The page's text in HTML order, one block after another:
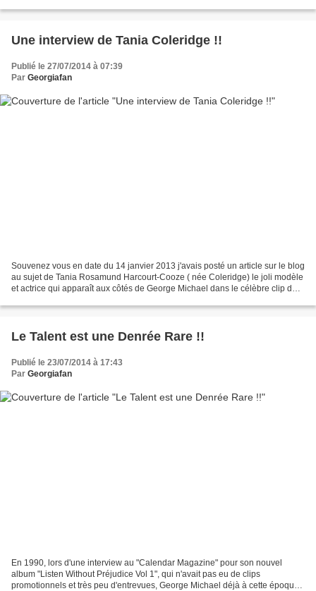
Une interview de Tania Coleridge !!
Publié le 27/07/2014 à 07:39
Par Georgiafan
Souvenez vous en date du 14 janvier 2013 j'avais posté un article sur le blog
au sujet de Tania Rosamund Harcourt-Cooze ( née Coleridge) le joli modèle
et actrice qui apparaît aux côtés de George Michael dans le célèbre clip de "
Le Talent est une Denrée Rare !!
Publié le 23/07/2014 à 17:43
Par Georgiafan
En 1990, lors d'une interview au "Calendar Magazine" pour son nouvel
album "Listen Without Préjudice Vol 1", qui n'avait pas eu de clips
promotionnels et très peu d'entrevues, George Michael déjà à cette époque